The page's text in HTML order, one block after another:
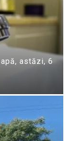
astăzi, 6